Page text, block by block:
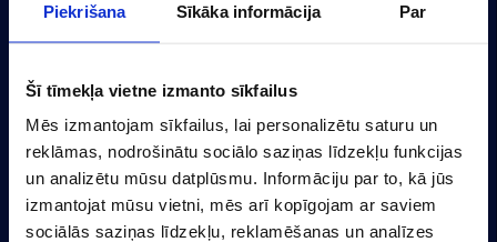
Piekrišana Sīkāka informācija Par
Šī tīmekļa vietne izmanto sīkfailus
Mēs izmantojam sīkfailus, lai personalizētu saturu un
reklāmas, nodrošinātu sociālo saziņas līdzekļu funkcijas
un analizētu mūsu datplūsmu. Informāciju par to, kā jūs
izmantojat mūsu vietni, mēs arī kopīgojam ar saviem
sociālās saziņas līdzekļu, reklamēšanas un analīzes
Par pētījumu
Darba devēju topi
Aptaujas metodoloģija
Privātuma politika
Sīkdatņu iestatījumi